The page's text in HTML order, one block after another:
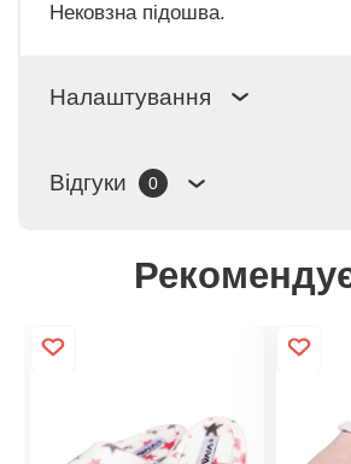
Нековзна підошва.
Налаштування
Відгуки 0